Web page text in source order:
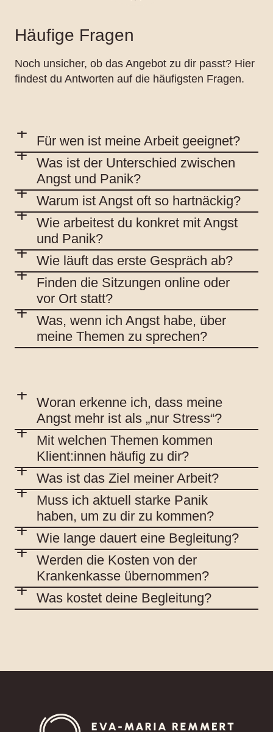
Häufige Fragen
Noch unsicher, ob das Angebot zu dir passt? Hier
findest du Antworten auf die häufigsten Fragen.
Für wen ist meine Arbeit geeignet?
Was ist der Unterschied zwischen
Angst und Panik?
Warum ist Angst oft so hartnäckig?
Wie arbeitest du konkret mit Angst
und Panik?
Wie läuft das erste Gespräch ab?
Finden die Sitzungen online oder
vor Ort statt?
Was, wenn ich Angst habe, über
meine Themen zu sprechen?
Woran erkenne ich, dass meine
Angst mehr ist als „nur Stress“?
Mit welchen Themen kommen
Klient:innen häufig zu dir?
Was ist das Ziel meiner Arbeit?
Muss ich aktuell starke Panik
haben, um zu dir zu kommen?
Wie lange dauert eine Begleitung?
Werden die Kosten von der
Krankenkasse übernommen?
Was kostet deine Begleitung?